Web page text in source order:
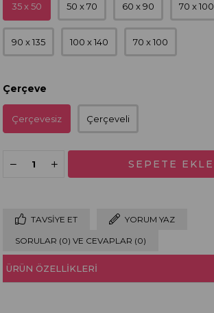
35 x 50 50 x 70 60 x 90 70 x 100
90 x 135 100 x 140 70 x 100
Çerçeve
Çerçevesiz Çerçeveli
TAVSIYE ET YORUM YAZ
SORULAR (0) VE CEVAPLAR (0)
ÜRÜN ÖZELLIKLERI